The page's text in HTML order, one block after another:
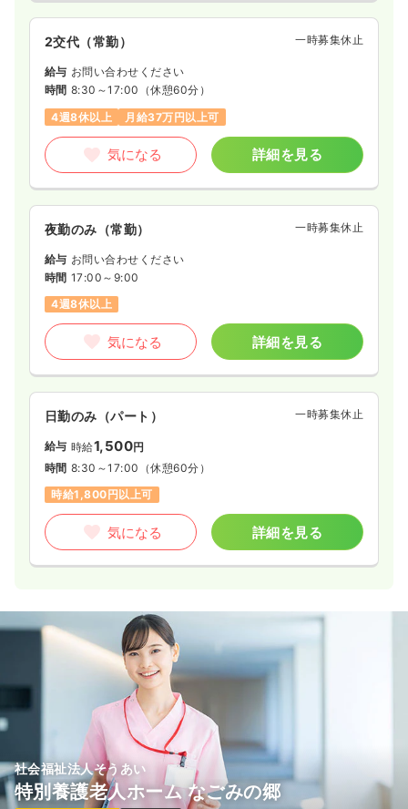
2交代（常勤） 一時募集休止
給与 お問い合わせください
時間 8:30～17:00 （休憩60分）
4週8休以上
月給37万円以上可
気になる 詳細を見る
夜勤のみ（常勤） 一時募集休止
給与 お問い合わせください
時間 17:00～9:00
4週8休以上
気になる 詳細を見る
日勤のみ（パート） 一時募集休止
給与 時給1,500円
時間 8:30～17:00 （休憩60分）
時給1,800円以上可
気になる 詳細を見る
社会福祉法人そうあい
特別養護老人ホーム なごみの郷